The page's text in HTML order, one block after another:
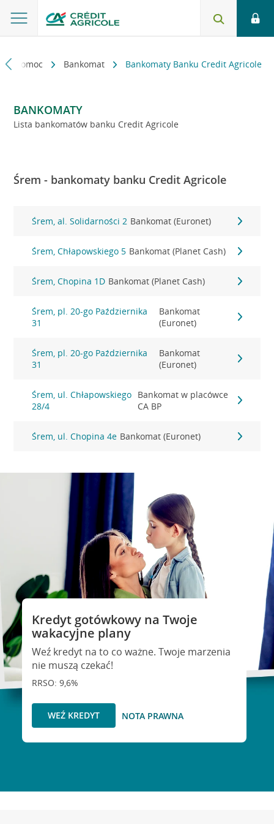
i pomoc Bankomat Bankomaty Banku Credit Agricole
BANKOMATY
Lista bankomatów banku Credit Agricole
Śrem - bankomaty banku Credit Agricole
Śrem, al. Solidarności 2 Bankomat (Euronet)
Śrem, Chłapowskiego 5 Bankomat (Planet Cash)
Śrem, Chopina 1D Bankomat (Planet Cash)
Śrem, pl. 20-go Października
31
Bankomat
(Euronet)
Śrem, pl. 20-go Października
31
Bankomat
(Euronet)
Śrem, ul. Chłapowskiego
28/4
Bankomat w placówce
CA BP
Śrem, ul. Chopina 4e Bankomat (Euronet)
Kredyt gotówkowy na Twoje
wakacyjne plany
Weź kredyt na to co ważne. Twoje marzenia
nie muszą czekać!
RRSO: 9,6%
WEŹ KREDYT NOTA PRAWNA